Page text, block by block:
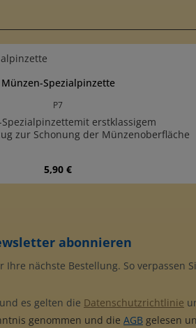
5 Sternen
Münzen-Spezialpinzette
P7
erstklassigem
zur Schonung der Münzenoberfläche
Regulärer Preis:
5,90 €
abonnieren
Ihre nächste Bestellung. So verpassen
es gelten die Datenschutzrichtlinie
genommen und die AGB gelesen